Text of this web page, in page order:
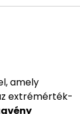
amely
extrémérték-